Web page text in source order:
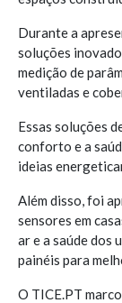
Durante a
soluções
medição de
ventiladas e
Essas soluções
conforto e a
ideias
Além disso, foi
sensores em
ar e a saúde dos
painéis para
O TICE.PT